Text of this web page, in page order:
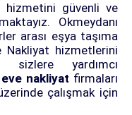
hizmetini güvenli ve
Okmeydanı
arası eşya taşıma
Nakliyat hizmetlerini
yardımcı
nakliyat firmaları
çalışmak için